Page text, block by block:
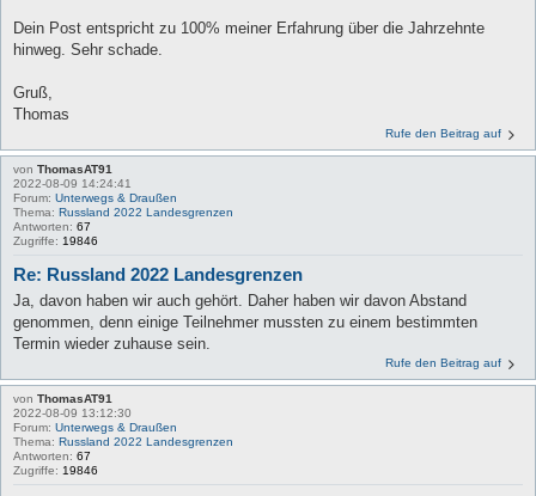
Dein Post entspricht zu 100% meiner Erfahrung über die Jahrzehnte
hinweg. Sehr schade.
Gruß,
Thomas
Rufe den Beitrag auf
von ThomasAT91
2022-08-09 14:24:41
Forum: Unterwegs & Draußen
Thema: Russland 2022 Landesgrenzen
Antworten: 67
Zugriffe: 19846
Re: Russland 2022 Landesgrenzen
Ja, davon haben wir auch gehört. Daher haben wir davon Abstand
genommen, denn einige Teilnehmer mussten zu einem bestimmten
Termin wieder zuhause sein.
Rufe den Beitrag auf
von ThomasAT91
2022-08-09 13:12:30
Forum: Unterwegs & Draußen
Thema: Russland 2022 Landesgrenzen
Antworten: 67
Zugriffe: 19846